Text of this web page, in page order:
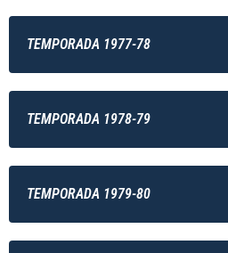
TEMPORADA 1977-78
TEMPORADA 1978-79
TEMPORADA 1979-80